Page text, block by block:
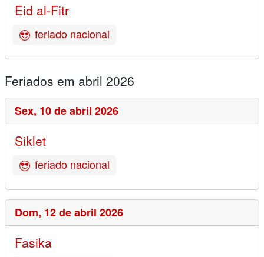
Eid al-Fitr
feriado nacional
Feriados em abril 2026
Sex, 10 de abril 2026
Siklet
feriado nacional
Dom, 12 de abril 2026
Fasika